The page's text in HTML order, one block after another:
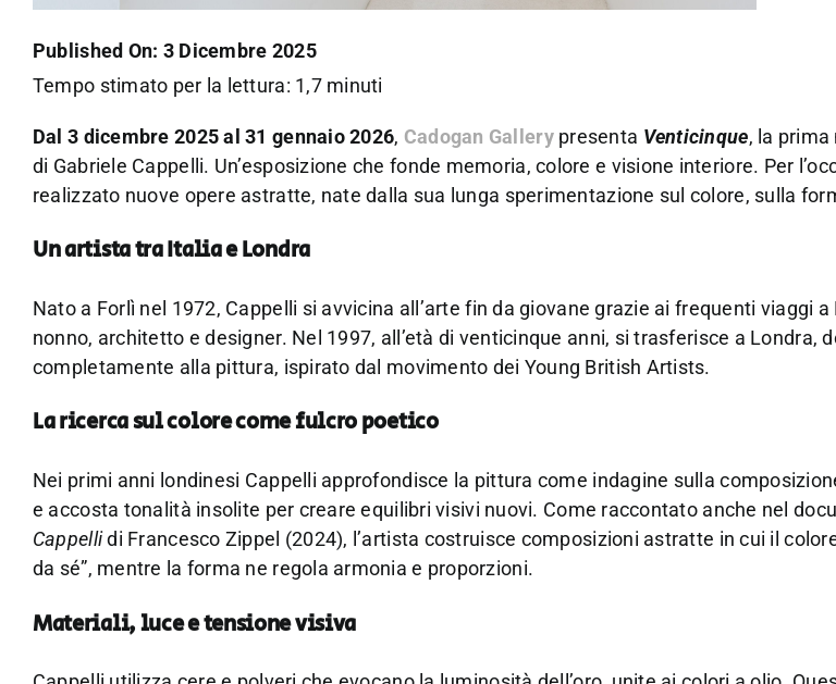
Published On: 3 Dicembre 2025
Tempo stimato per la lettura: 1,7 minuti
Dal 3 dicembre 2025 al 31 gennaio 2026, Cadogan Gallerypresenta Venticinque, la
di Gabriele Cappelli. Un’esposizione che fonde memoria, colore e visione interiore. Per
realizzato nuove opere astratte, nate dalla sua lunga sperimentazione sul colore, sulla
Un artista tra Italia e Londra
Nato a Forlì nel 1972, Cappelli si avvicina all’arte fin da giovane grazie ai frequenti viaggi
nonno, architetto e designer. Nel 1997, all’età di venticinque anni, si trasferisce a Londra,
completamente alla pittura, ispirato dal movimento dei Young British Artists.
La ricerca sul colore come fulcro poetico
Nei primi anni londinesi Cappelli approfondisce la pittura come indagine sulla
e accosta tonalità insolite per creare equilibri visivi nuovi. Come raccontato anche nel
Cappellidi Francesco Zippel (2024), l’artista costruisce composizioni astratte in cui il
da sé”, mentre la forma ne regola armonia e proporzioni.
Materiali, luce e tensione visiva